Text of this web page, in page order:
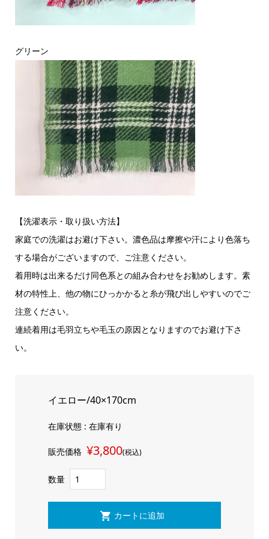
グリーン
【洗濯表示・取り扱い方法】
家庭での洗濯はお避け下さい。濃色品は摩擦や汗により色落ち
する場合がございますので、ご注意ください。
着用時は出来るだけ同色系との組み合わせをお勧めします。素
材の特性上、他の物にひっかかると糸が飛び出しやすいのでご
注意ください。
連続着用は毛羽立ちや毛玉の原因となりますのでお避け下さ
い。
イエロー/40×170cm
在庫状態 : 在庫有り
販売価格 ¥3,800(税込)
数量